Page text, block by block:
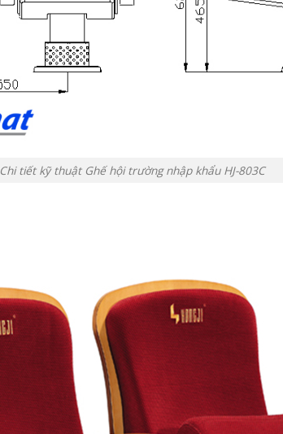
Chi tiết kỹ thuật Ghế hội trường nhập khẩu HJ-803C